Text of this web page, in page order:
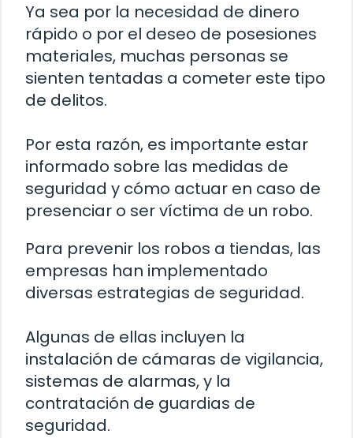
Ya sea por la necesidad de dinero
rápido o por el deseo de posesiones
materiales, muchas personas se
sienten tentadas a cometer este tipo
de delitos.
Por esta razón, es importante estar
informado sobre las medidas de
seguridad y cómo actuar en caso de
presenciar o ser víctima de un robo.
Para prevenir los robos a tiendas, las
empresas han implementado
diversas estrategias de seguridad.
Algunas de ellas incluyen la
instalación de cámaras de vigilancia,
sistemas de alarmas, y la
contratación de guardias de
seguridad.